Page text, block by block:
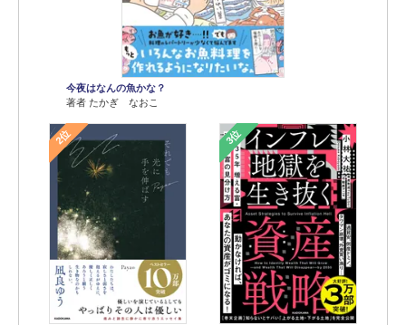
今夜はなんの魚かな？
著者 たかぎ なおこ
2位 3位